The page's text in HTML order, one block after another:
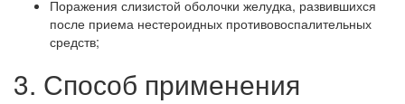
Поражения слизистой оболочки желудка, развившихся
после приема нестероидных противовоспалительных
средств;
3. Способ применения